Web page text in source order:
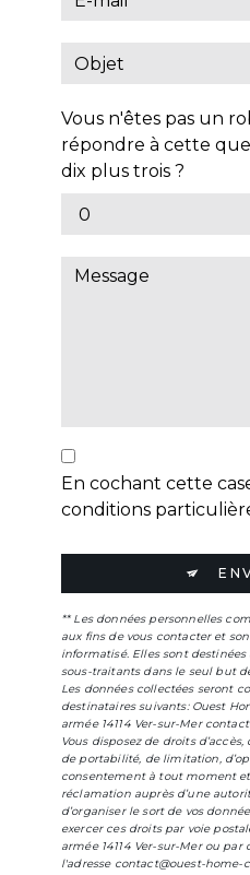
Vous n'êtes pas un
répondre à cette
dix plus trois ?
En cochant cette
conditions
** Les données personnelles
aux fins de vous contacter et
informatisé. Elles sont
sous-traitants dans le seul but
Les données collectées seront
destinataires suivants: Ouest
armée 14114 Ver-sur-Mer
Vous disposez de droits
de portabilité, de limitation,
consentement à tout moment
réclamation auprès d’une
d’organiser le sort de vos
exercer ces droits par voie
armée 14114 Ver-sur-Mer ou
l'adresse contact@ouest-